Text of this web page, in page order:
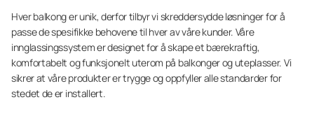
Hver balkong er unik, derfor tilbyr vi skreddersydde løsninger for å
passe de spesifikke behovene til hver av våre kunder. Våre
innglassingssystem er designet for å skape et bærekraftig,
komfortabelt og funksjonelt uterom på balkonger og uteplasser. Vi
sikrer at våre produkter er trygge og oppfyller alle standarder for
stedet de er installert.